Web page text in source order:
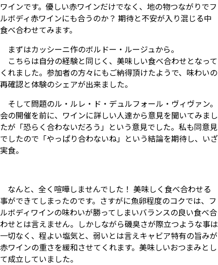
ワインです。優しい赤ワインだけでなく、地の物つながりでフ
ルボディ赤ワインにも合うのか？ 期待と不安が入り混じる中
食べ合わせてみます。
まずはカッシーニ作のボルドー・ルージュから。
こちらは自分の経験と同じく、美味しい食べ合わせとなって
くれました。参加者の方々にもご納得頂けたようで、味わいの
再確認と体験のシェアが出来ました。
そして問題のル・ルレ・ド・デュルフォール・ヴィヴァン。
会の開催を前に、ワインに詳しい人達から意見を聞いてみまし
たが「恐らく合わないだろう」という意見でした。私も同意見
でしたので「やっぱり合わないね」という結論を期待し、いざ
実食。
なんと、全く喧嘩しませんでした！ 美味しく食べ合わせる
事ができてしまったのです。さすがに魚卵程度のコクでは、フ
ルボディワインの味わいが勝ってしまいバランスの良い食べ合
わせとは言えません。しかしながら磯臭さが際立つような事は
一切なく、程よい塩気と、弱いとは言えキャビア特有の旨みが
赤ワインの重さを緩和させてくれます。美味しいおつまみとし
て成立していました。